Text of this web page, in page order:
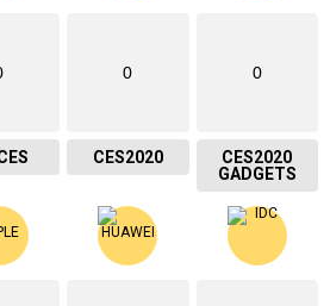
0
CES2020
0
CES2020
GADGETS